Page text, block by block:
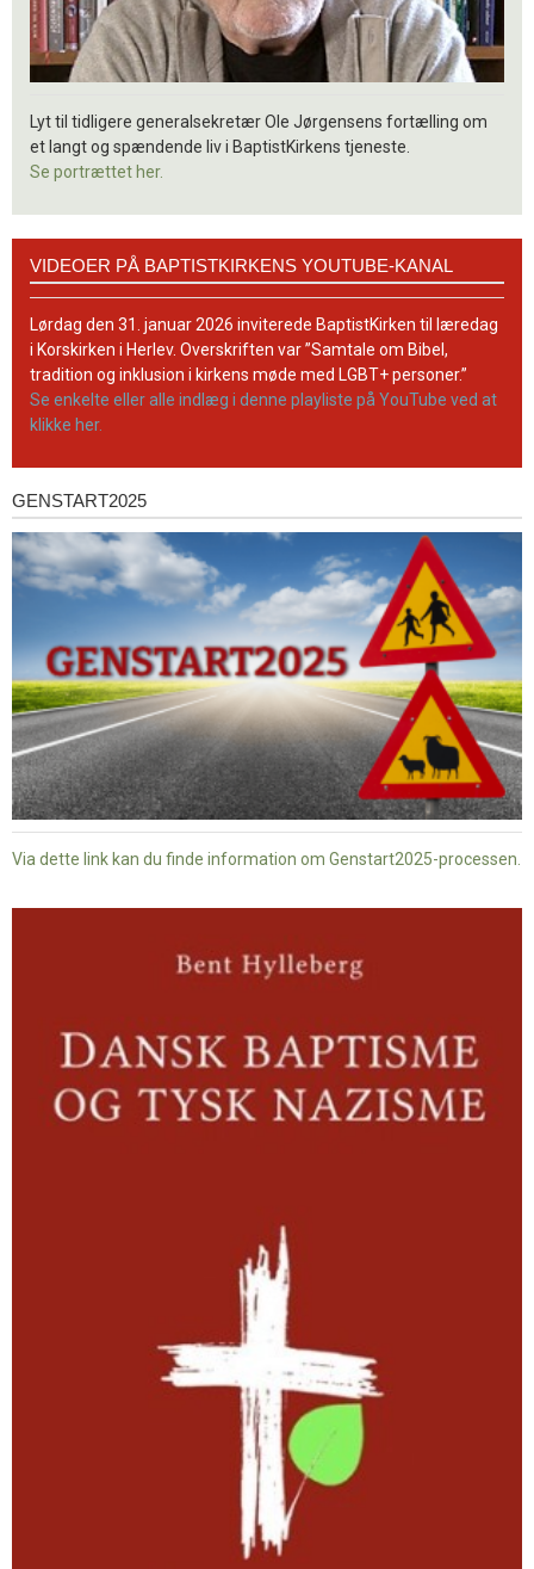
Lyt til tidligere generalsekretær Ole Jørgensens fortælling om
et langt og spændende liv i BaptistKirkens tjeneste.
Se portrættet her.
BaptistKirkens
YouTube-
kanal
VIDEOER PÅ BAPTISTKIRKENS YOUTUBE-KANAL
Lørdag den 31. januar 2026 inviterede BaptistKirken til læredag
i Korskirken i Herlev. Overskriften var ”Samtale om Bibel,
tradition og inklusion i kirkens møde med LGBT+ personer.”
Se enkelte eller alle indlæg i denne playliste på YouTube ved at
klikke her.
Genstart2025
GENSTART2025
Via dette link kan du finde information om Genstart2025-processen.